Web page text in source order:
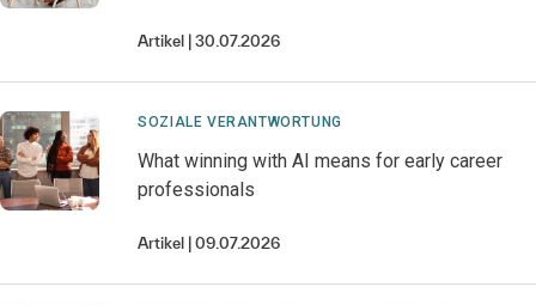
Artikel 30.07.2026
SOZIALE VERANTWORTUNG
What winning with AI means for early career
professionals
Artikel 09.07.2026